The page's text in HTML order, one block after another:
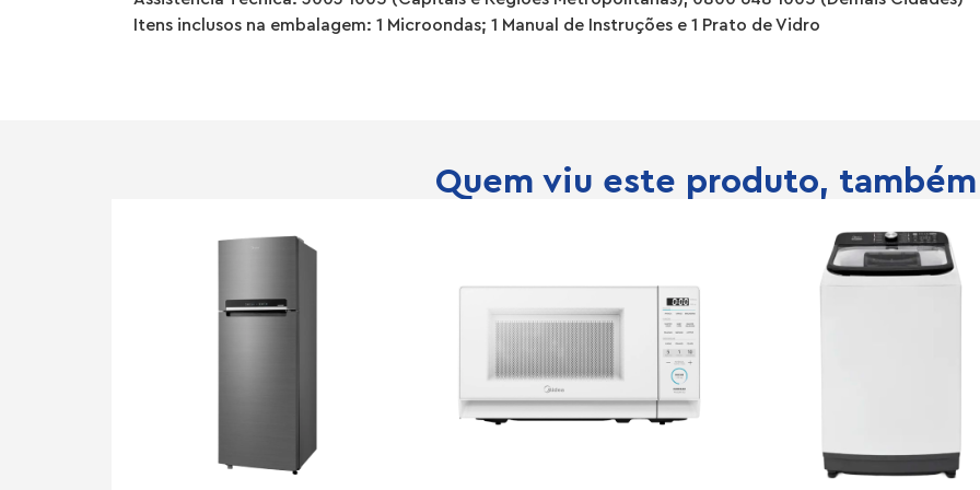
Itens inclusos na embalagem: 1 Microondas; 1 Manual de Instruções e 1 Prato de Vidro
Quem viu este produto,